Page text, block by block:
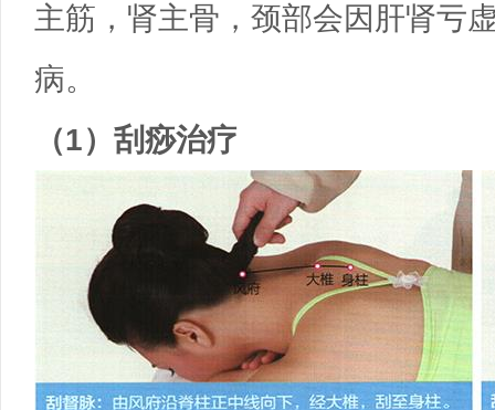
主筋，肾主骨，颈部会因肝肾亏
病。
（1）刮痧治疗